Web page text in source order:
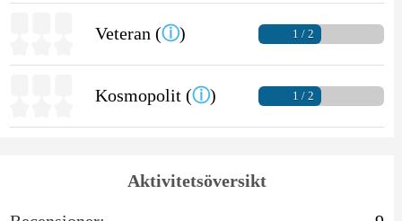
Veteran (ⓘ) 1 / 2
Kosmopolit (ⓘ) 1 / 2
Aktivitetsöversikt